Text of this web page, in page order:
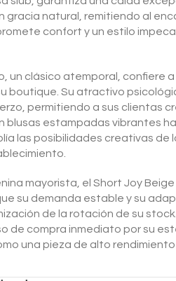
gracia natural, remitiendo al
confort y un estilo
un clásico atemporal, confiere
boutique. Su atractivo
permitiendo a sus clientas
blusas estampadas vibrantes
las posibilidades creativas de
mayorista, el Short Joy
su demanda estable y su
de la rotación de su
de compra inmediato por su
una pieza de alto rendimiento